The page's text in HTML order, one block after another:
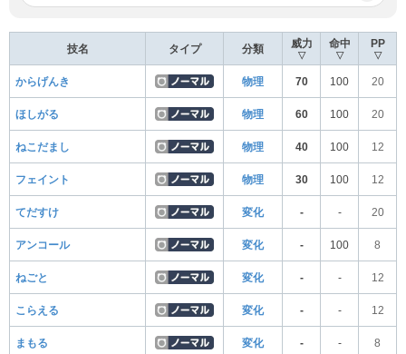
技名 タイプ 分類 威力
▽
命中
▽
PP
▽
からげんき 物理 70 100 20
ほしがる 物理 60 100 20
ねこだまし 物理 40 100 12
フェイント 物理 30 100 12
てだすけ 変化 - - 20
アンコール 変化 - 100 8
ねごと 変化 - - 12
こらえる 変化 - - 12
まもる 変化 - - 8